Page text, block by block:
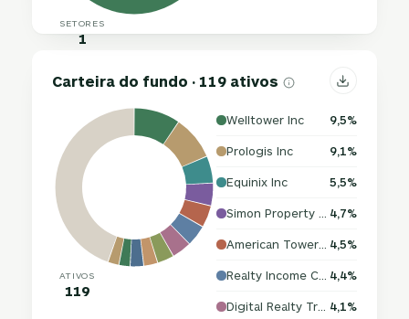
SETORES
1
Carteira do fundo · 119 ativos
ATIVOS
119
Welltower Inc 9,5%
Prologis Inc 9,1%
Equinix Inc 5,5%
4,7%
4,5%
4,4%
4,1%